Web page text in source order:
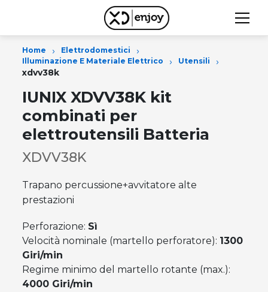
Home › Elettrodomestici ›
Illuminazione E Materiale Elettrico › Utensili ›
xdvv38k
IUNIX XDVV38K kit
combinati per
elettroutensili Batteria
XDVV38K
Trapano percussione+avvitatore alte
prestazioni
Perforazione: Sì
Velocità nominale (martello perforatore): 1300
Giri/min
Regime minimo del martello rotante (max.):
4000 Giri/min